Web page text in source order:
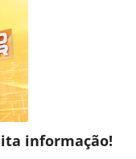
informação!